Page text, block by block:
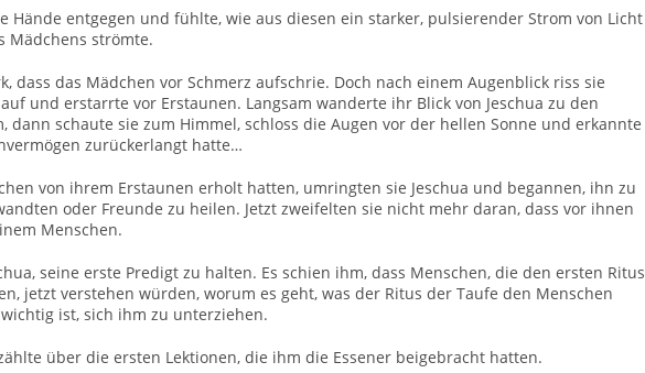
Hände entgegen und fühlte, wie aus diesen ein starker, pulsierender Strom von Licht
Mädchens strömte.
dass das Mädchen vor Schmerz aufschrie. Doch nach einem Augenblick riss sie
und erstarrte vor Erstaunen. Langsam wanderte ihr Blick von Jeschua zu den
dann schaute sie zum Himmel, schloss die Augen vor der hellen Sonne und erkannte
zurückerlangt hatte…
von ihrem Erstaunen erholt hatten, umringten sie Jeschua und begannen, ihn zu
oder Freunde zu heilen. Jetzt zweifelten sie nicht mehr daran, dass vor ihnen
Menschen.
seine erste Predigt zu halten. Es schien ihm, dass Menschen, die den ersten Ritus
jetzt verstehen würden, worum es geht, was der Ritus der Taufe den Menschen
ist, sich ihm zu unterziehen.
über die ersten Lektionen, die ihm die Essener beigebracht hatten.